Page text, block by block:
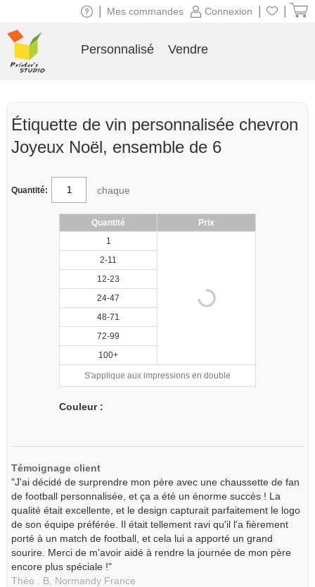
Étiquette de vin personnalisée chevron
Joyeux Noël, ensemble de 6
Quantité: chaque
Quantité
Prix
1
2-11
12-23
24-47
48-71
72-99
100+
S'applique aux impressions en double
Couleur :
Témoignage client
"J'ai décidé de surprendre mon père avec une chaussette de fan
de football personnalisée, et ça a été un énorme succès ! La
qualité était excellente, et le design capturait parfaitement le logo
de son équipe préférée. Il était tellement ravi qu'il l'a fièrement
porté à un match de football, et cela lui a apporté un grand
sourire. Merci de m'avoir aidé à rendre la journée de mon père
encore plus spéciale !"
Théo . B, Normandy France
Connexion
Mes commandes
Personnalisé Vendre